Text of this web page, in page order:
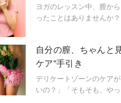
は、まさに誰にも言えな
ヨガのレッスン中、膣か
ったことはありませんか？
自分の膣、ちゃんと
ケア"手引き
デリケートゾーンのケア
いの？」「そもそも、や